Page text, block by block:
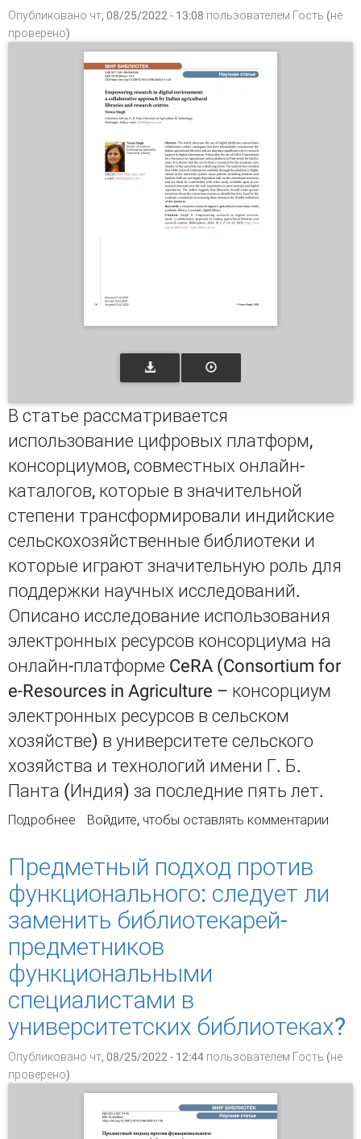
Опубликовано чт, 08/25/2022 - 13:08 пользователем Гость (не
проверено)
В статье рассматривается
использование цифровых платформ,
консорциумов, совместных онлайн-
каталогов, которые в значительной
степени трансформировали индийские
сельскохозяйственные библиотеки и
которые играют значительную роль для
поддержки научных исследований.
Описано исследование использования
электронных ресурсов консорциума на
онлайн-платформе CeRA (Consortium for
e-Resources in Agriculture – консорциум
электронных ресурсов в сельском
хозяйстве) в университете сельского
хозяйства и технологий имени Г. Б.
Панта (Индия) за последние пять лет.
Подробнее о Empowering research in digital environment: a
libraries and research centres
Войдите, чтобы оставлять комментарии
Предметный подход против
функционального: следует ли
заменить библиотекарей-
предметников
функциональными
специалистами в
университетских библиотеках?
Опубликовано чт, 08/25/2022 - 12:44 пользователем Гость (не
проверено)